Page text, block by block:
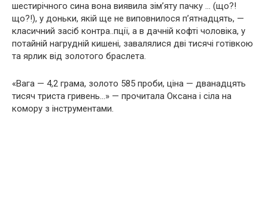
шестирічного сина вона виявила зім’яту пачку … (що?!
що?!), у доньки, якій ще не виповнилося п’ятнадцять, —
класичний засіб контра..пції, а в дачній кофті чоловіка, у
потайній нагрудній кишені, завалялися дві тисячі готівкою
та ярлик від золотого браслета.
«Вага — 4,2 грама, золото 585 проби, ціна — дванадцять
тисяч триста гривень…» — прочитала Оксана і сіла на
комору з інструментами.